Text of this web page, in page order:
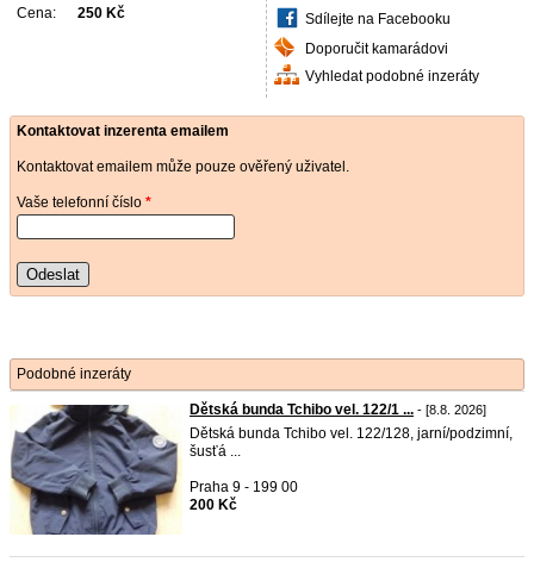
Cena: 250 Kč
Sdílejte na Facebooku
Doporučit kamarádovi
Vyhledat podobné inzeráty
Kontaktovat inzerenta emailem
Kontaktovat emailem může pouze ověřený uživatel.
Vaše telefonní číslo *
Odeslat
Podobné inzeráty
Dětská bunda Tchibo vel. 122/1 ... - [8.8. 2026]
Dětská bunda Tchibo vel. 122/128, jarní/podzimní,
šusťá ...
Praha 9 - 199 00
200 Kč